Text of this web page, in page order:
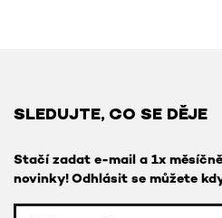
SLEDUJTE, CO SE DĚJE
Stačí zadat e-mail a 1x
novinky! Odhlásit se můžete